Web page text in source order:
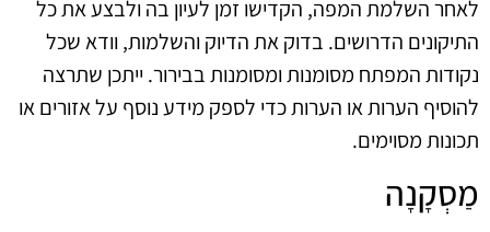
לאחר השלמת המפה, הקדישו זמן לעיון בה ולבצע את כל
התיקונים הדרושים. בדוק את הדיוק והשלמות, וודא שכל
נקודות המפתח מסומנות ומסומנות בבירור. ייתכן שתרצה
להוסיף הערות או הערות כדי לספק מידע נוסף על אזורים או
תכונות מסוימים.
מַסְקָנָה